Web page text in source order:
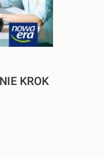
KROK